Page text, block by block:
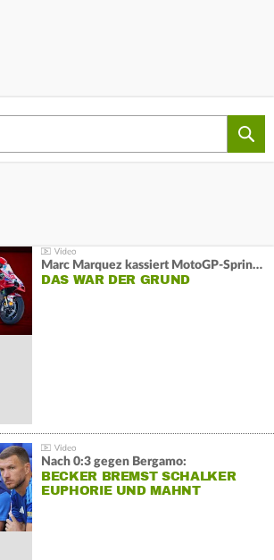
Marc Marquez kassiert MotoGP-Sprint-Schlappe:
DAS WAR DER GRUND
Nach 0:3 gegen Bergamo:
BECKER BREMST SCHALKER
EUPHORIE UND MAHNT